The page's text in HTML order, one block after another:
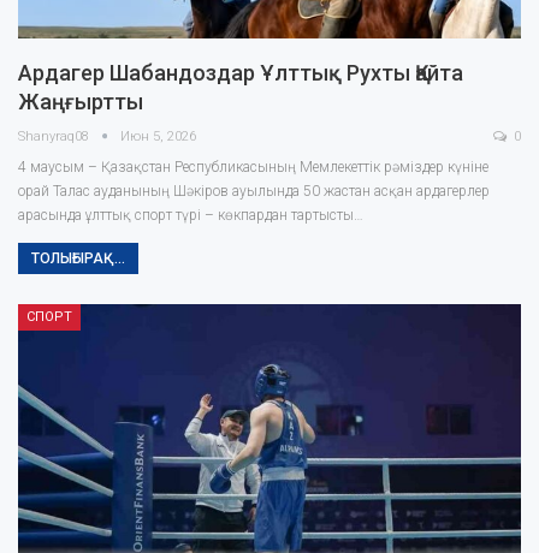
Ардагер Шабандоздар Ұлттық Рухты Қайта
Жаңғыртты
Shanyraq08 Июн 5, 2026 0
4 маусым – Қазақстан Республикасының Мемлекеттік рәміздер күніне
орай Талас ауданының Шәкіров ауылында 50 жастан асқан ардагерлер
арасында ұлттық спорт түрі – көкпардан тартысты…
ТОЛЫҒЫРАҚ...
СПОРТ